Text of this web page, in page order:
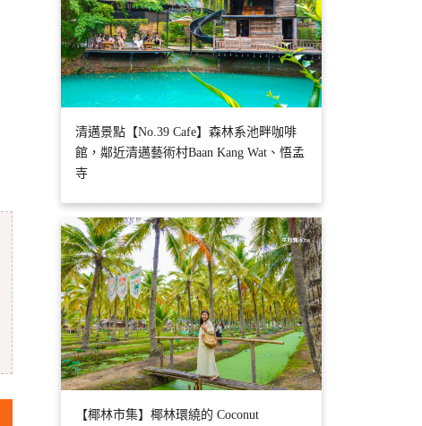
清邁景點【No.39 Cafe】森林系池畔咖啡
館，鄰近清邁藝術村Baan Kang Wat、悟孟
寺
【椰林市集】椰林環繞的 Coconut